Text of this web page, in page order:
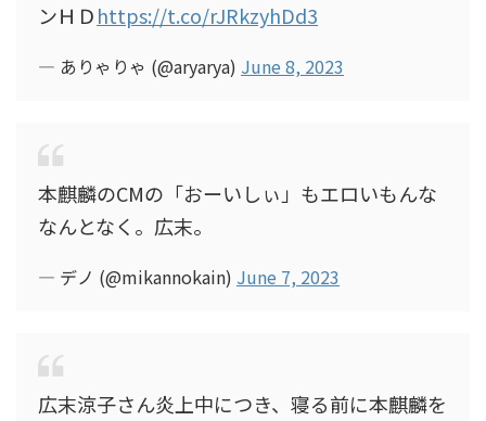
ンＨＤhttps://t.co/rJRkzyhDd3
— ありゃりゃ (@aryarya) June 8, 2023
本麒麟のCMの「おーいしぃ」もエロいもんな
なんとなく。広末。
— デノ (@mikannokain) June 7, 2023
広末涼子さん炎上中につき、寝る前に本麒麟を